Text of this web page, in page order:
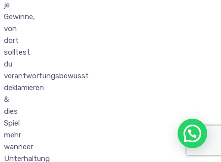
je
Gewinne,
von
dort
solltest
du
verantwortungsbewusst
deklamieren
&
dies
Spiel
mehr
wanneer
Unterhaltung